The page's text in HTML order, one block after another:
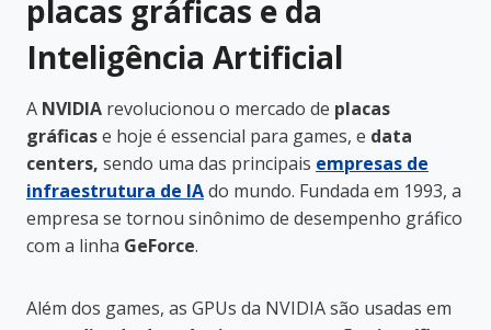
placas gráficas e da
Inteligência Artificial
A NVIDIA revolucionou o mercado de placas
gráficase hoje é essencial para games, e data
centers, sendo uma das principais empresas de
infraestrutura de IAdo mundo. Fundada em 1993, a
empresa se tornou sinônimo de desempenho gráfico
com a linha GeForce.
Além dos games, as GPUs da NVIDIA são usadas em